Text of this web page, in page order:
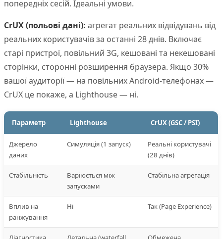
попередніх сесій. Ідеальні умови.
CrUX (польові дані): агрегат реальних відвідувань від
реальних користувачів за останні 28 днів. Включає
старі пристрої, повільний 3G, кешовані та некешовані
сторінки, сторонні розширення браузера. Якщо 30%
вашої аудиторії — на повільних Android-телефонах —
CrUX це покаже, а Lighthouse — ні.
Параметр Lighthouse CrUX (GSC / PSI)
Джерело
даних
Симуляція (1 запуск)
Реальні користувачі
(28 днів)
Стабільність
Варіюється між
запусками
Стабільна агрегація
Вплив на
ранжування
Ні Так (Page Experience)